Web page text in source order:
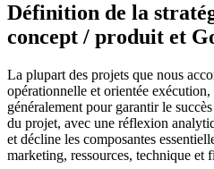
Définition de la
concept / produit et
La plupart des projets que nous
opérationnelle et orientée
généralement pour garantir le
du projet, avec une réflexion
et décline les composantes
marketing, ressources, technique et